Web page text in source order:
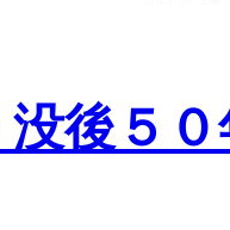
後５